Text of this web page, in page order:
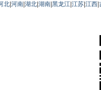
北 河南 湖北 湖南 黑龙江 江苏 江西